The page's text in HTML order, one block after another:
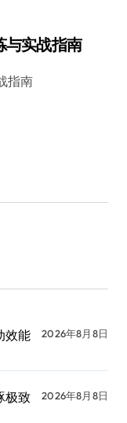
与实战指南
指南
效能
2026年8月8日
极致
2026年8月8日